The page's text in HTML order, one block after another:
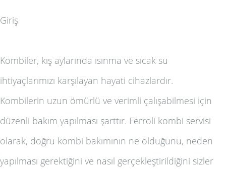
Giriş
Kombiler, kış aylarında ısınma ve sıcak su
ihtiyaçlarımızı karşılayan hayati cihazlardır.
Kombilerin uzun ömürlü ve verimli çalışabilmesi için
düzenli bakım yapılması şarttır. Ferroli kombi servisi
olarak, doğru kombi bakımının ne olduğunu, neden
yapılması gerektiğini ve nasıl gerçekleştirildiğini sizler